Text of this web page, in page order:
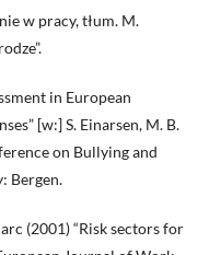
w pracy, tłum. M.
in European
[w:] S. Einarsen, M. B.
on Bullying and
Bergen.
(2001) “Risk sectors for